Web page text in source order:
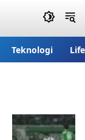
Teknologi